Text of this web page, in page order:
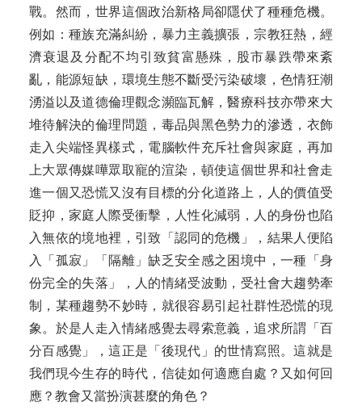
戰。然而，世界這個政治新格局卻隱伏了種種危機。
例如：種族充滿糾紛，暴力主義擴張，宗教狂熱，經
濟衰退及分配不均引致貧富懸殊，股市暴跌帶來紊
亂，能源短缺，環境生態不斷受污染破壞，色情狂潮
湧溢以及道德倫理觀念瀕臨瓦解，醫療科技亦帶來大
堆待解決的倫理問題，毒品與黑色勢力的滲透，衣飾
走入尖端怪異樣式，電腦軟件充斥社會與家庭，再加
上大眾傳媒嘩眾取寵的渲染，頓使這個世界和社會走
進一個又恐慌又沒有目標的分化道路上，人的價值受
貶抑，家庭人際受衝擊，人性化減弱，人的身份也陷
入無依的境地裡，引致「認同的危機」，結果人便陷
入「孤寂」「隔離」缺乏安全感之困境中，一種「身
份完全的失落」，人的情緒受波動，受社會大趨勢牽
制，某種趨勢不妙時，就很容易引起社群性恐慌的現
象。於是人走入情緒感覺去尋索意義，追求所謂「百
分百感覺」，這正是「後現代」的世情寫照。這就是
我們現今生存的時代，信徒如何適應自處？又如何回
應？教會又當扮演甚麼的角色？